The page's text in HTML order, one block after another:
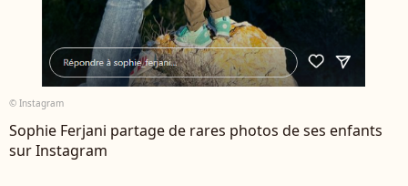
© Instagram
Sophie Ferjani partage de rares photos de ses enfants
sur Instagram